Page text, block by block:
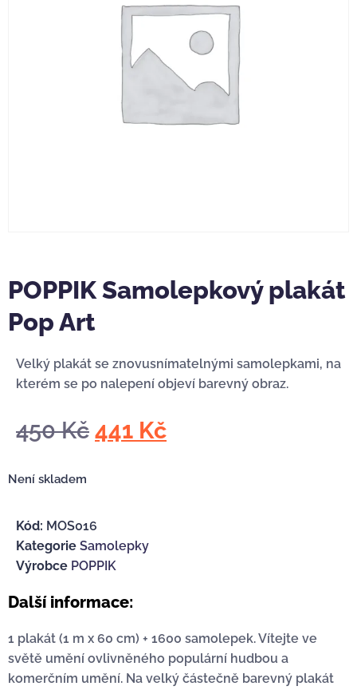
POPPIK Samolepkový plakát
Pop Art
Velký plakát se znovusnímatelnými samolepkami, na
kterém se po nalepení objeví barevný obraz.
450Kč 441 Kč
Není skladem
Kód: MOS016
Kategorie Samolepky
Výrobce POPPIK
Další informace:
1 plakát (1 m x 60 cm) + 1600 samolepek. Vítejte ve
světě umění ovlivněného populární hudbou a
komerčním umění. Na velký částečně barevný plakát